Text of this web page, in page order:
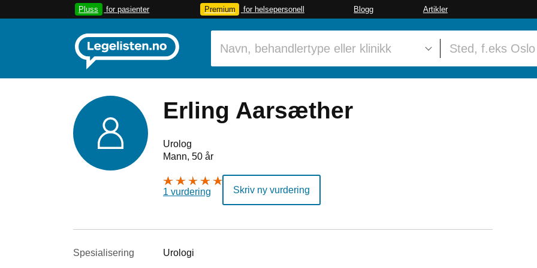
Pluss for pasienter Premium for helsepersonell Blogg Artikler
Erling Aarsæther
Urolog
Mann, 50 år
1 vurdering Skriv ny vurdering
Spesialisering Urologi